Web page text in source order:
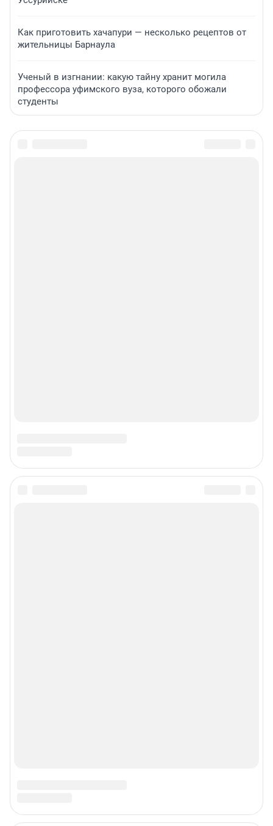
Как приготовить хачапури — несколько рецептов от
жительницы Барнаула
Ученый в изгнании: какую тайну хранит могила
профессора уфимского вуза, которого обожали
студенты